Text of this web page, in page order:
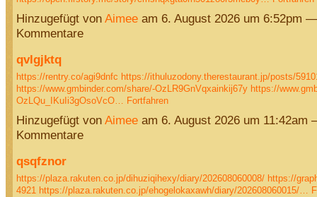
Hinzugefügt von Aimeeam 6. August 2026 um 6:52pm
Kommentare
qvlgjktq
https://rentry.co/agi9dnfc https://ithuluzodony.therestaurant.jp/posts/
https://www.gmbinder.com/share/-OzLR9GnVqxainkij67y https://
OzLQu_IKuIi3gOsoVcO… Fortfahren
Hinzugefügt von Aimeeam 6. August 2026 um 11:42am
Kommentare
qsqfznor
https://plaza.rakuten.co.jp/dihuziqihexy/diary/202608060008/ https://
4921 https://plaza.rakuten.co.jp/ehogelokaxawh/diary/202608060015/…